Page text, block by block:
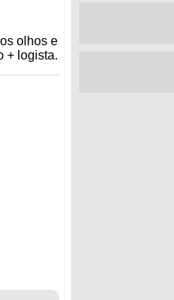
olhos e
+ logista.